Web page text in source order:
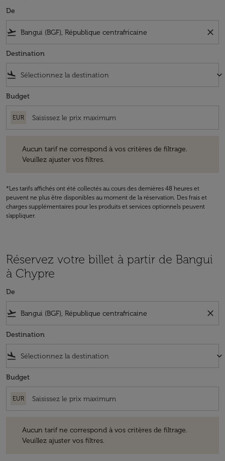
De
flight_takeoff close
Destination
flight_land keyboard_arrow_down
Budget
EUR
Aucun tarif ne correspond à vos critères de filtrage.
Veuillez ajuster vos filtres.
*Les tarifs affichés ont été collectés au cours des dernières 48 heures et
peuvent ne plus être disponibles au moment de la réservation. Des frais et
charges supplémentaires pour les produits et services optionnels peuvent
s'appliquer.
Réservez votre billet à partir de Bangui
à Chypre
De
flight_takeoff close
Destination
flight_land keyboard_arrow_down
Budget
EUR
Aucun tarif ne correspond à vos critères de filtrage.
Veuillez ajuster vos filtres.